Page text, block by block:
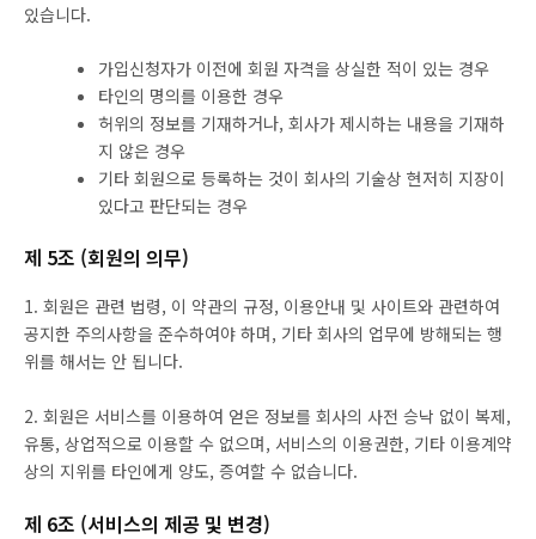
있습니다.
가입신청자가 이전에 회원 자격을 상실한 적이 있는 경우
타인의 명의를 이용한 경우
허위의 정보를 기재하거나, 회사가 제시하는 내용을 기재하
지 않은 경우
기타 회원으로 등록하는 것이 회사의 기술상 현저히 지장이
있다고 판단되는 경우
제 5조 (회원의 의무)
1. 회원은 관련 법령, 이 약관의 규정, 이용안내 및 사이트와 관련하여
공지한 주의사항을 준수하여야 하며, 기타 회사의 업무에 방해되는 행
위를 해서는 안 됩니다.
2. 회원은 서비스를 이용하여 얻은 정보를 회사의 사전 승낙 없이 복제,
유통, 상업적으로 이용할 수 없으며, 서비스의 이용권한, 기타 이용계약
상의 지위를 타인에게 양도, 증여할 수 없습니다.
제 6조 (서비스의 제공 및 변경)